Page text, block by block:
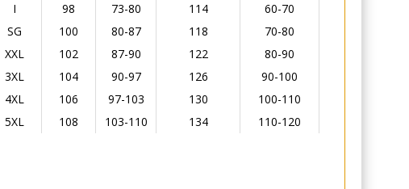
I
98 73-80 114
60-70
SG
100 80-87 118
70-80
XXL
102 87-90 122
80-90
3XL
104 90-97 126
90-100
4XL
106 97-103 130
100-110
5XL
108 103-110 134 110-120